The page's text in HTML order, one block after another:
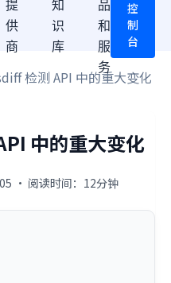
提
供
商
知
识
库
品
和
服
务
控
制
台
检测 API 中的重大变化
中的重大变化
· 阅读时间：12分钟